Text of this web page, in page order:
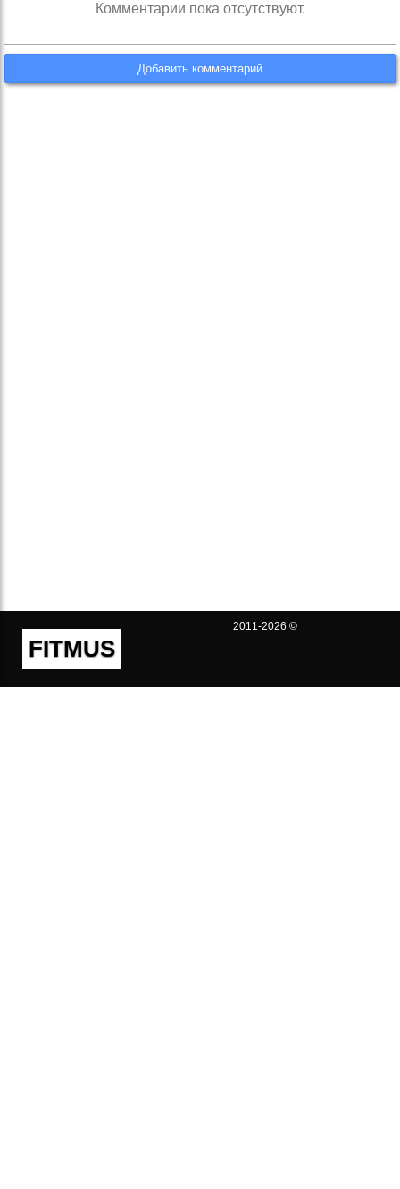
Комментарии пока отсутствуют.
Добавить комментарий
FITMUS
2011-2026 ©